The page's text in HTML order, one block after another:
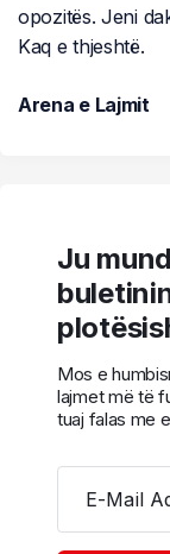
opozitës. Jeni
Kaq e thjeshtë.
Arena e Lajmit
Ju
Mos e
lajmet më të
tuaj falas me
E-Mail